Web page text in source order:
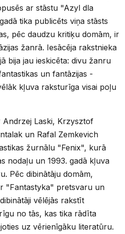
ar stāstu "Azyl dla
tika publicēts viņa stāsts
pēc daudzu kritiķu domām, ir
žanrā. Iesācēja rakstnieka
bija jau ieskicēta: divu žanru
un fantāzijas -
kļuva raksturīga visai poļu
Andrzej Laski, Krzysztof
un Rafal Zemkevich
žurnālu "Fenix", kurā
nodaļu un 1993. gadā kļuva
Pēc dibinātāju domām,
"Fantastyka" pretsvaru un
vēlējās rakstīt
no tās, kas tika rādīta
uz vērienīgāku literatūru.